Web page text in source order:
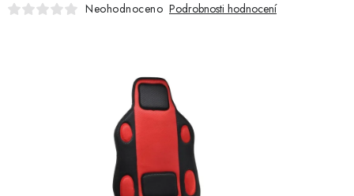
Neohodnoceno Podrobnosti hodnocení